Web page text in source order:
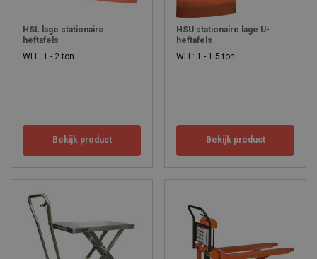
HSL lage stationaire
heftafels
WLL: 1 - 2 ton
Bekijk product
HSU stationaire lage U-
heftafels
WLL: 1 - 1.5 ton
Bekijk product